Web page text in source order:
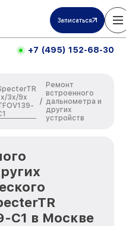
Записаться
+7 (495) 152-68-30
3x/9x
/
Ремонт
встроенного
дальнометра и
других
устройств
C1 в Москве